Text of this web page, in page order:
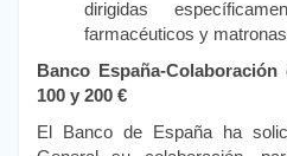
dirigidas
farmacéuticos y
Banco España-
100 y 200 €
El Banco de España ha